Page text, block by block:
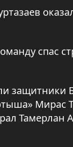
спас
защитники
Мирас
Тамерлан